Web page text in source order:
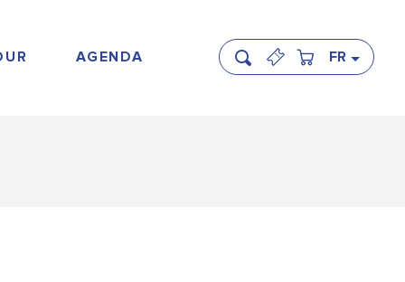
AGENDA Recherche FR